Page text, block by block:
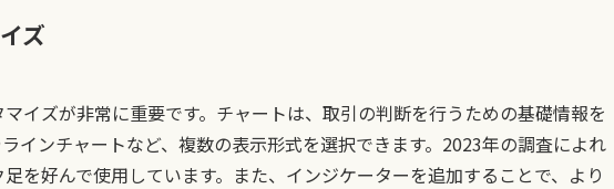
ズ
イズが非常に重要です。チャートは、取引の判断を行うための基礎情報を
インチャートなど、複数の表示形式を選択できます。2023年の調査によれ
を好んで使用しています。また、インジケーターを追加することで、より